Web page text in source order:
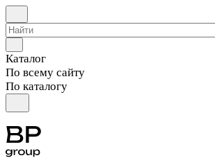
Каталог
По всему сайту
По каталогу